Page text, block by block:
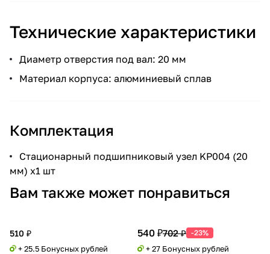
Технические характеристики
Диаметр отверстия под вал: 20 мм
Материал корпуса: алюминиевый сплав
Комплектация
Стационарный подшипниковый узел KP004 (20
мм) x1 шт
Вам также может понравиться
510 ₽
+ 25.5 Бонусных рублей
540 ₽702 ₽ -23%
+ 27 Бонусных рублей